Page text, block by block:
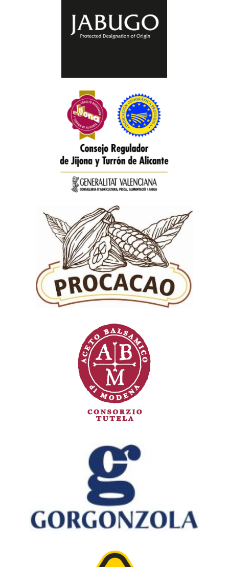
Consejo Regulador DOP Jabugo
Consejo Regulador IGPs Jijona y Turrón
Consejo Regulador/Asociación de
Productores Organizados de la
Denominación de Origen Cacao
Amazonas Perú (Procacao)
Consorzio di tutela Aceto balsamico di
Modena (CABM)
Consorzio di tutela del formaggio